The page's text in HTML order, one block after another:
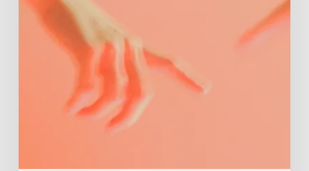
Corporate
World